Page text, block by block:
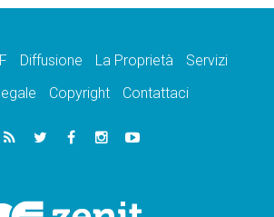
Diffusione La Proprietà
Servizi
Copyright Contattaci